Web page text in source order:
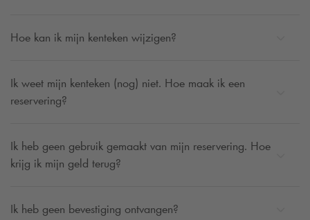
Hoe kan ik mijn kenteken wijzigen?
Ik weet mijn kenteken (nog) niet. Hoe maak ik een
reservering?
Ik heb geen gebruik gemaakt van mijn reservering. Hoe
krijg ik mijn geld terug?
Ik heb geen bevestiging ontvangen?